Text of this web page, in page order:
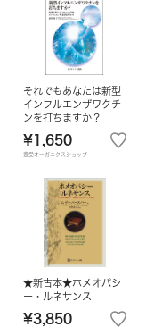
それでもあなたは新型
インフルエンザワクチ
ンを打ちますか？
¥1,650
豊受オーガニクスショップ
★新古本★ホメオパシ
ー・ルネサンス
¥3,850